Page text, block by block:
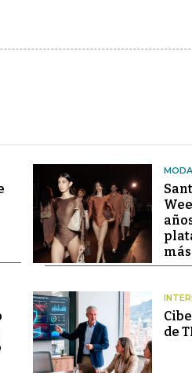
MODA
de